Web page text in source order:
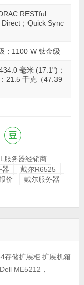
RESTful
；Quick Sync
；1100 W 钛金级
毫米 (17.1")；
21.5 千克（47.39
服务器经销商
器
戴尔R6525
价
戴尔服务器
存储扩展柜 扩展机箱
ME5212，